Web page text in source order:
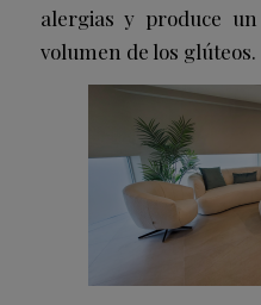
alergias y produce
volumen de los glúteos.